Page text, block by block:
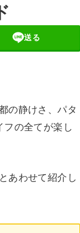
送る
の静けさ、パタ
の全てが楽し
あわせて紹介し